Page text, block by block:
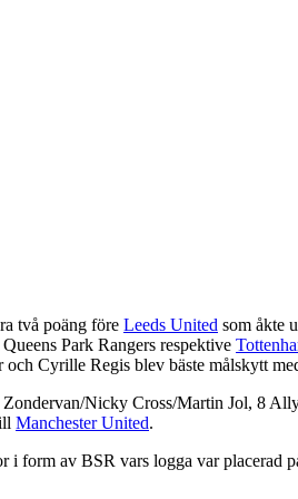
två poäng före Leeds United som åkte
Park Rangers respektive
Cyrille Regis blev bäste målskytt
Zondervan/Nicky Cross/Martin Jol, 8
Manchester United.
i form av BSR vars logga var placerad